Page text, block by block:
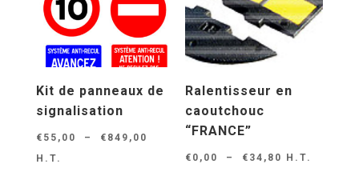
Kit de panneaux de
signalisation
€ 55,00 – € 849,00
H.T.
Ralentisseur en
caoutchouc
“FRANCE”
€ 0,00 – € 34,80 Plage
H.T.